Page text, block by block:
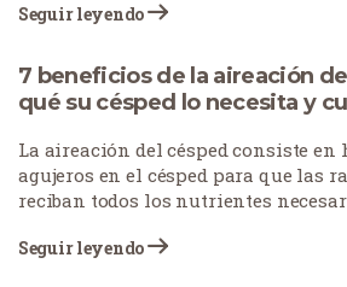
acentuar caminos y elementos clave
Seguir leyendo
7 beneficios de la aireación
qué su césped lo necesita y
La aireación del césped consiste en
agujeros en el césped para que las
reciban todos los nutrientes
menudo descuidada, desempeña un
Seguir leyendo